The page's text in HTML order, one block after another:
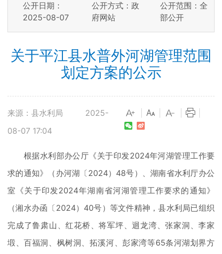
公开日期：
2025-08-07
公开方式：政
府网站
公开范围：全
部公开
关于平江县水普外河湖管理范围
划定方案的公示
来源：县水利局
2025-
08-07 17:04
根据水利部办公厅《关于印发2024年河湖管理工作要
求的通知》（办河湖〔2024）48号）、湖南省水利厅办公
室《关于印发2024年湖南省河湖管理工作要求的通知》
（湘水办函〔2024）40号）等文件精神，县水利局已组织
完成了鲁肃山、红花桥、将军坪、迴龙湾、张家洞、李家
塅、百福洞、枫树洞、拓溪河、彭家湾等65条河湖划界方